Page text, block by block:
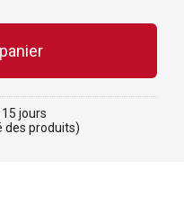
jours
des produits)